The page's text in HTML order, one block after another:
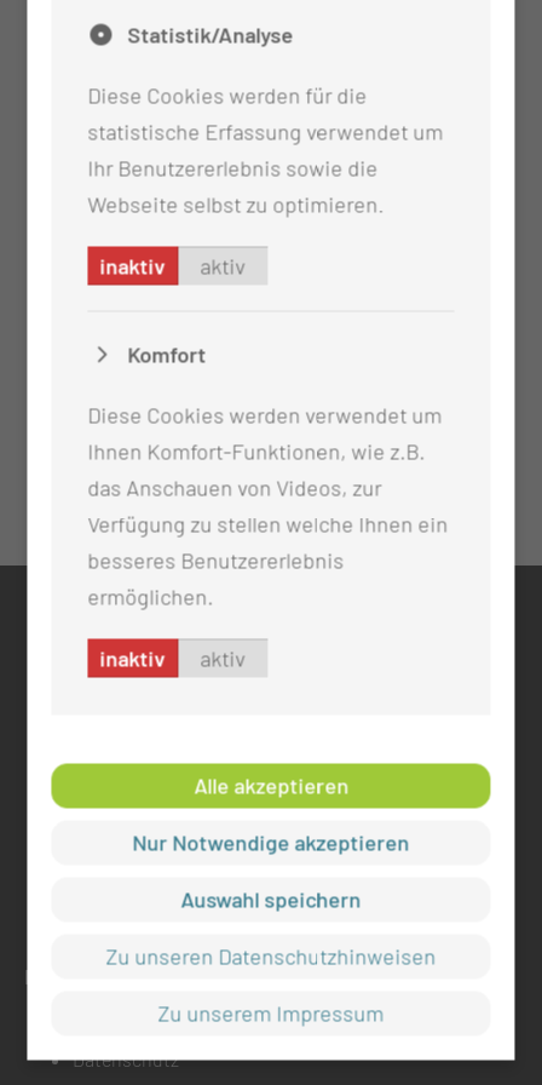
0355 46 -0
ADRESSE
Medizinische Universität Lausitz - Carl Thiem
03048 Cottbus
RECHTLICHES
Impressum
Datenschutz
Statistik/Analyse
Diese Cookies werden für die
statistische Erfassung verwendet um
Ihr Benutzererlebnis sowie die
Webseite selbst zu optimieren.
inaktiv aktiv
Komfort
Diese Cookies werden verwendet um
Ihnen Komfort-Funktionen, wie z.B.
das Anschauen von Videos, zur
Verfügung zu stellen welche Ihnen ein
besseres Benutzererlebnis
ermöglichen.
inaktiv aktiv
Alle akzeptieren
Nur Notwendige akzeptieren
Auswahl speichern
Zu unseren Datenschutzhinweisen
Zu unserem Impressum